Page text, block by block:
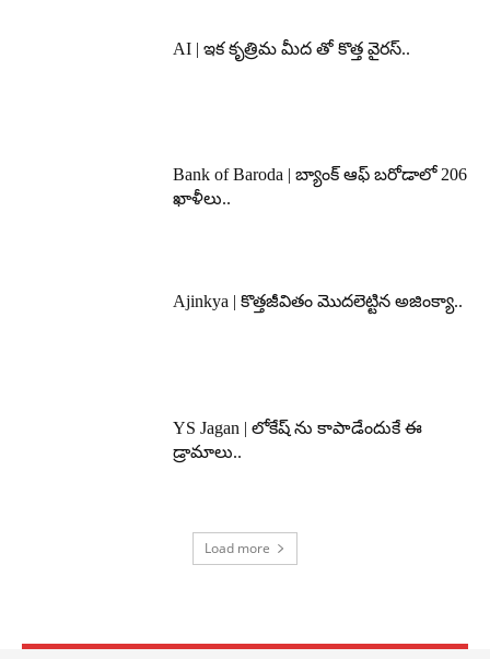
AI | ఇక కృత్రిమ మీద తో కొత్త వైరస్..
Bank of Baroda | బ్యాంక్‌ ఆఫ్‌ బరోడాలో 206
ఖాళీలు..
Ajinkya | కొత్తజీవితం మొదలెట్టిన అజింక్యా..
YS Jagan | లోకేష్ ను కాపాడేందుకే ఈ
డ్రామాలు..
Load more